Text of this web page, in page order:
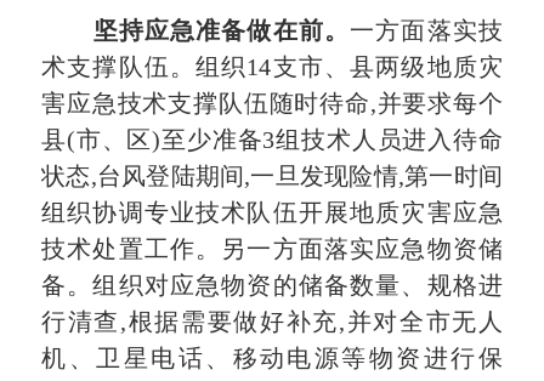
坚持应急准备做在前。 一方面落实技
术支撑队伍。组织14支市、县两级地质灾
害应急技术支撑队伍随时待命,并要求每个
县(市、区)至少准备3组技术人员进入待命
状态,台风登陆期间,一旦发现险情,第一时间
组织协调专业技术队伍开展地质灾害应急
技术处置工作。另一方面落实应急物资储
备。组织对应急物资的储备数量、规格进
行清查,根据需要做好补充,并对全市无人
机、卫星电话、移动电源等物资进行保